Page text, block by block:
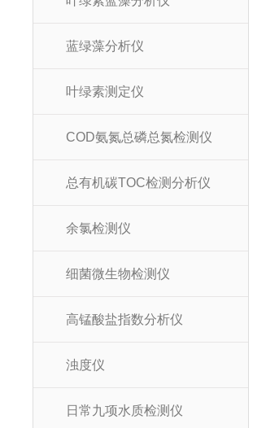
蓝绿藻分析仪
叶绿素测定仪
COD氨氮总磷总氮检测仪
总有机碳TOC检测分析仪
余氯检测仪
细菌微生物检测仪
高锰酸盐指数分析仪
浊度仪
日常九项水质检测仪